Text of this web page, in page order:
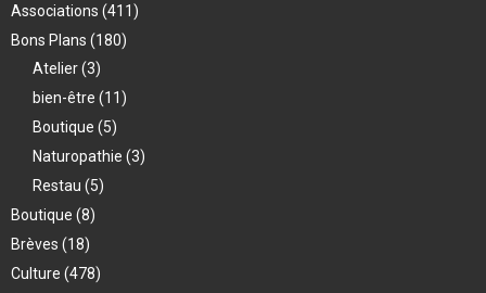
Associations (411)
Bons Plans (180)
Atelier(3)
bien-être (11)
Boutique (5)
Naturopathie (3)
Restau (5)
Boutique (8)
Brèves (18)
Culture (478)